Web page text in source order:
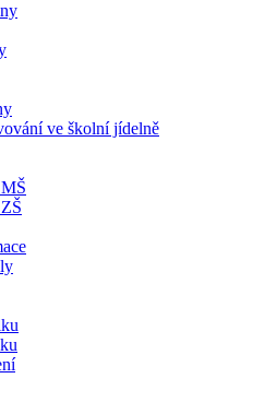
ve školní jídelně